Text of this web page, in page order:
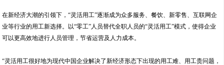
在新经济大潮的引领下，“灵活用工”逐渐成为众多服务、餐饮、新零售、互联网企
业等行业的用工新选择。以“零工”人员替代全职人员的“灵活用工”模式，使得企业
可以更高效地进行人员管理，节省运营及人力成本。
“灵活用工很好地为现代中国企业解决了新经济形态下出现的用工难、用工贵问题，